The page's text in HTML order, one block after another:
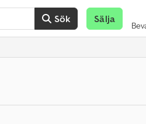
Sök Sälja